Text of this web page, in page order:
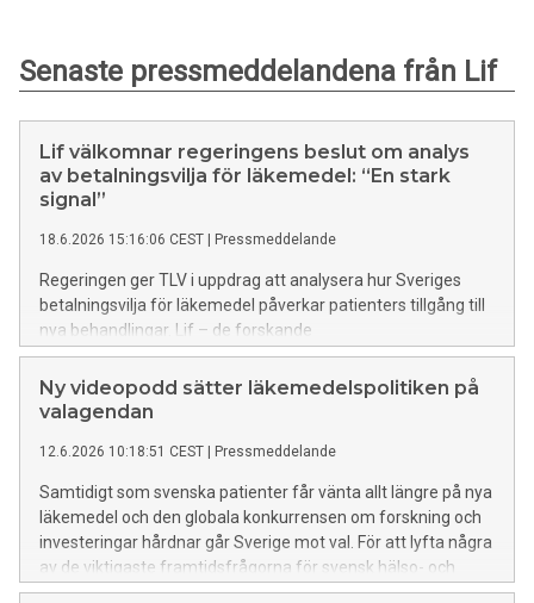
Senaste pressmeddelandena från Lif
Lif välkomnar regeringens beslut om analys
av betalningsvilja för läkemedel: “En stark
signal”
18.6.2026 15:16:06 CEST | Pressmeddelande
Regeringen ger TLV i uppdrag att analysera hur Sveriges
betalningsvilja för läkemedel påverkar patienters tillgång till
nya behandlingar. Lif – de forskande
läkemedelsföretagen ser beslutet som en
stark signal och ett viktigt steg för att möta de förändringar
som nu sker på den globala läkemedelsmarknaden.
Ny videopodd sätter läkemedelspolitiken på
valagendan
12.6.2026 10:18:51 CEST | Pressmeddelande
Samtidigt som svenska patienter får vänta allt längre på nya
läkemedel och den globala konkurrensen om forskning och
investeringar hårdnar går Sverige mot val. För att lyfta några
av de viktigaste framtidsfrågorna för svensk hälso- och
sjukvård och life science lanserar Lif nu videopodden Vad vill